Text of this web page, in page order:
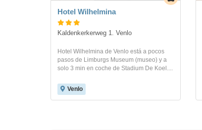
Hotel Wilhelmina
Kaldenkerkerweg 1. Venlo
Hotel Wilhelmina de Venlo está a pocos
pasos de Limburgs Museum (museo) y a
solo 3 min en coche de Stadium De Koel....
Venlo